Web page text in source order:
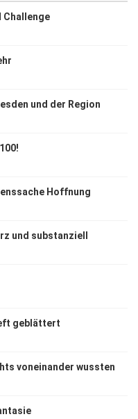
Challenge
und der Region
Hoffnung
und substanziell
geblättert
voneinander wussten